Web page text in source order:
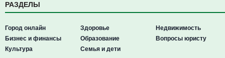
РАЗДЕЛЫ
Город онлайн
Бизнес и финансы
Культура
Здоровье
Образование
Семья и дети
Недвижимость
Вопросы юристу